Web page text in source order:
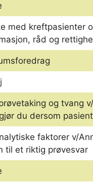
med kreftpasienter
råd og
og tvang
du dersom
faktorer v/
til et riktig prøvesvar